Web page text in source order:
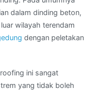
dalam dinding beton,
wilayah terendam
dengan peletakan
ini sangat
yang tidak boleh